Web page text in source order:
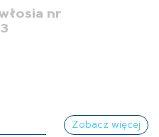
nr
Zobacz więcej